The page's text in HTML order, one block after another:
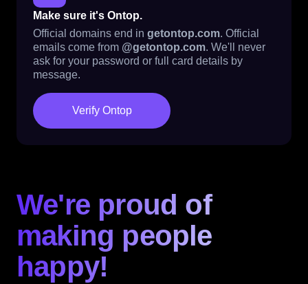
Make sure it's Ontop.
Official domains end in getontop.com. Official
emails come from @getontop.com. We'll never
ask for your password or full card details by
message.
Verify Ontop
We're proud of
making people
happy!